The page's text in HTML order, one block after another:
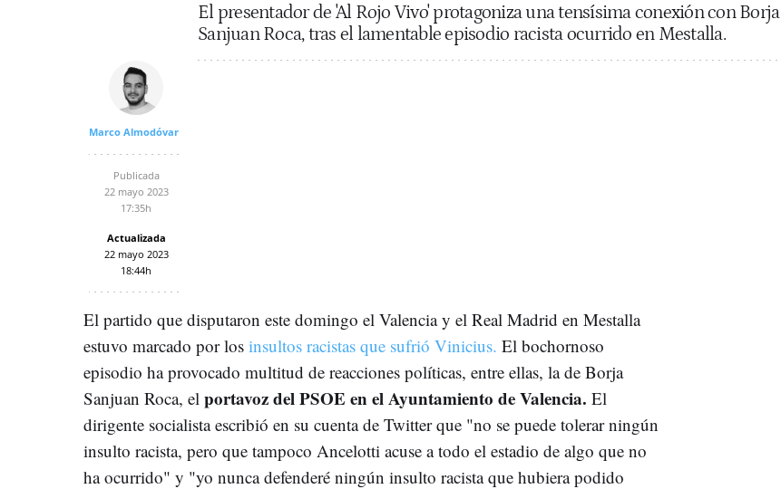
El presentador de 'Al Rojo Vivo' protagoniza una tensísima conexión con Borja
Sanjuan Roca, tras el lamentable episodio racista ocurrido en Mestalla.
Marco Almodóvar
Publicada
22 mayo 2023
17:35h
Actualizada
22 mayo 2023
18:44h
El partido que disputaron este domingo el Valencia y el Real Madrid en Mestalla
estuvo marcado por los insultos racistas que sufrió Vinicius. El bochornoso
episodio ha provocado multitud de reacciones políticas, entre ellas, la de Borja
Sanjuan Roca, el portavoz del PSOE en el Ayuntamiento de Valencia. El
dirigente socialista escribió en su cuenta de Twitter que "no se puede tolerar ningún
insulto racista, pero que tampoco Ancelotti acuse a todo el estadio de algo que no
ha ocurrido" y "yo nunca defenderé ningún insulto racista que hubiera podido